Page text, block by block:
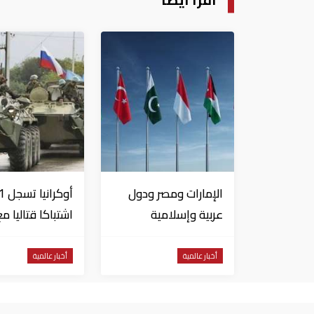
الإمارات ومصر ودول
عربية وإسلامية
بشأن الانتهاكات
أخبار عالمية
اشتباكا قتاليا
أخبار عالمية